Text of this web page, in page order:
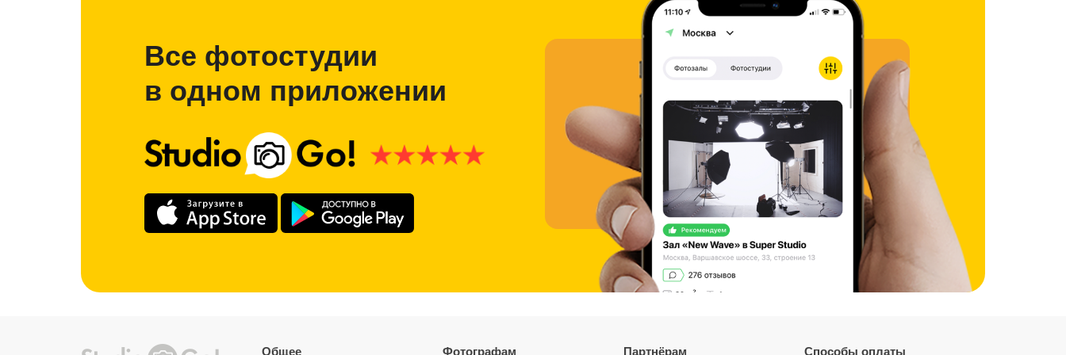
Все фотостудии
в одном приложении
Способы оплаты
Партнёрам
Фотографам
Общее